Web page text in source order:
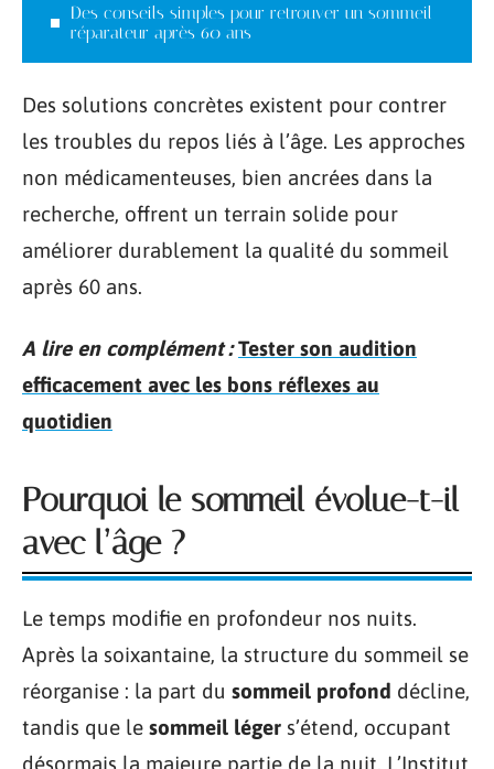
Des conseils simples pour retrouver un sommeil
réparateur après 60 ans
Des solutions concrètes existent pour contrer
les troubles du repos liés à l’âge. Les approches
non médicamenteuses, bien ancrées dans la
recherche, offrent un terrain solide pour
améliorer durablement la qualité du sommeil
après 60 ans.
A lire en complément : Tester son audition
efficacement avec les bons réflexes au
quotidien
Pourquoi le sommeil évolue-t-il
avec l’âge ?
Le temps modifie en profondeur nos nuits.
Après la soixantaine, la structure du sommeil se
réorganise : la part du sommeil profond décline,
tandis que le sommeil léger s’étend, occupant
désormais la majeure partie de la nuit. L’Institut